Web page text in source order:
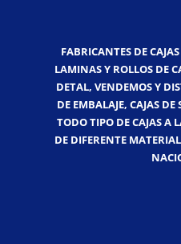
FABRICANTES DE
LAMINAS Y ROLLOS DE
DETAL, VENDEMOS Y
DE EMBALAJE, CAJAS
TODO TIPO DE CAJAS A
DE DIFERENTE